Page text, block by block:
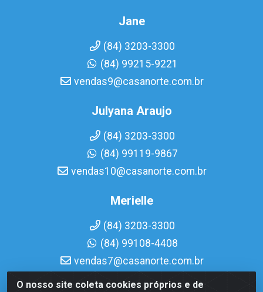
O nosso site coleta cookies próprios e de
Jane
(84) 3203-3300
(84) 99215-9221
vendas9@casanorte.com.br
Julyana Araujo
(84) 3203-3300
(84) 99119-9867
vendas10@casanorte.com.br
Merielle
(84) 3203-3300
(84) 99108-4408
vendas7@casanorte.com.br